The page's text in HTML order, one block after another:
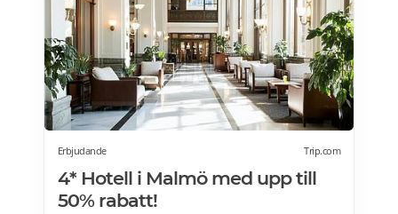
Erbjudande Trip.com
4* Hotell i Malmö med upp till
50% rabatt!